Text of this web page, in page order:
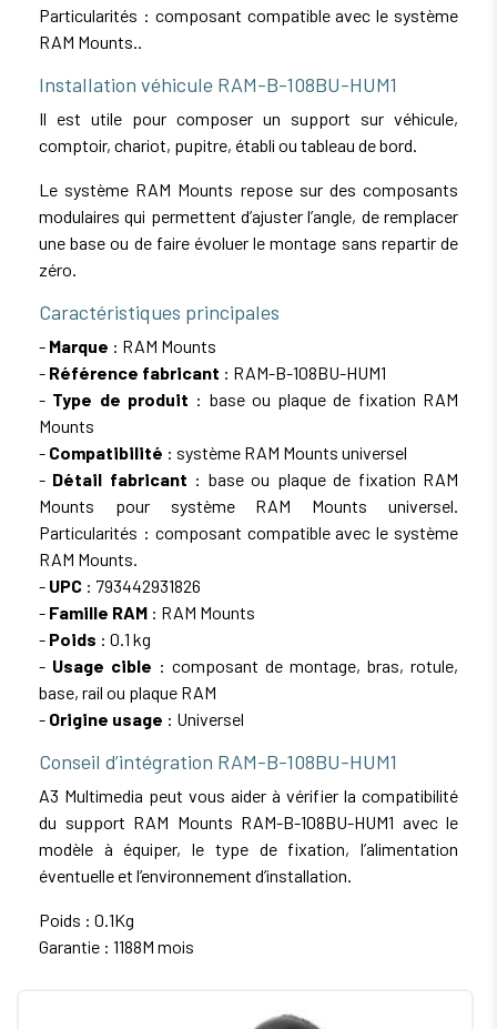
Particularités : composant compatible avec le système
RAM Mounts..
Installation véhicule RAM-B-108BU-HUM1
Il est utile pour composer un support sur véhicule,
comptoir, chariot, pupitre, établi ou tableau de bord.
Le système RAM Mounts repose sur des composants
modulaires qui permettent d’ajuster l’angle, de remplacer
une base ou de faire évoluer le montage sans repartir de
zéro.
Caractéristiques principales
- Marque : RAM Mounts
- Référence fabricant : RAM-B-108BU-HUM1
- Type de produit : base ou plaque de fixation RAM
Mounts
- Compatibilité : système RAM Mounts universel
- Détail fabricant : base ou plaque de fixation RAM
Mounts pour système RAM Mounts universel.
Particularités : composant compatible avec le système
RAM Mounts.
- UPC : 793442931826
- Famille RAM : RAM Mounts
- Poids : 0.1 kg
- Usage cible : composant de montage, bras, rotule,
base, rail ou plaque RAM
- Origine usage : Universel
Conseil d’intégration RAM-B-108BU-HUM1
A3 Multimedia peut vous aider à vérifier la compatibilité
du support RAM Mounts RAM-B-108BU-HUM1 avec le
modèle à équiper, le type de fixation, l’alimentation
éventuelle et l’environnement d’installation.
Poids : 0.1Kg
Garantie : 1188M mois